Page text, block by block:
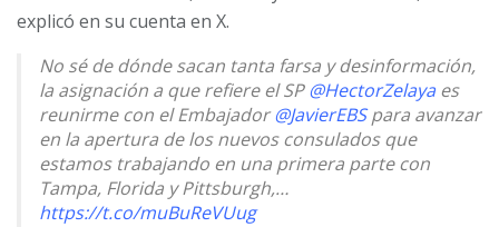
explicó en su cuenta en X.
No sé de dónde sacan tanta farsa y desinformación,
la asignación a que refiere el SP@HectorZelaya es
reunirme con el Embajador@JavierEBSpara avanzar
en la apertura de los nuevos consulados que
estamos trabajando en una primera parte con
Tampa, Florida y Pittsburgh,…
https://t.co/muBuReVUug